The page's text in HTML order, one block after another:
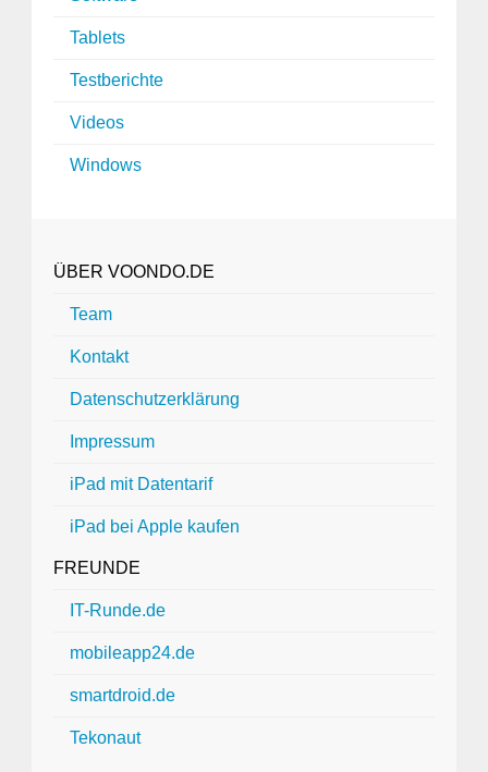
Tablets
Testberichte
Videos
Windows
ÜBER VOONDO.DE
Team
Kontakt
Datenschutzerklärung
Impressum
iPad mit Datentarif
iPad bei Apple kaufen
FREUNDE
IT-Runde.de
mobileapp24.de
smartdroid.de
Tekonaut